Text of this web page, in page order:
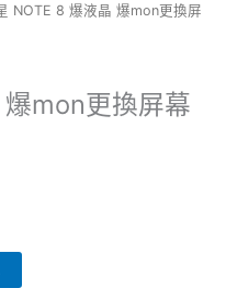
NOTE 8 爆液晶 爆mon更換屏
mon更換屏幕